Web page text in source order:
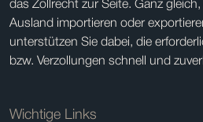
das Zollrecht zur Seite. Ganz
Ausland importieren oder
unterstützen Sie dabei, die
bzw. Verzollungen schnell und
Wichtige Links